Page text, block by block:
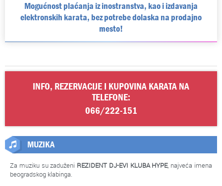
Mogućnost plaćanja iz inostranstva, kao i izdavanja
elektronskih karata, bez potrebe dolaska na prodajno
mesto!
INFO, REZERVACIJE I KUPOVINA KARATA NA
TELEFONE:
066/222-151
MUZIKA
Za muziku su zaduženi REZIDENT DJ-EVI KLUBA HYPE, najveća imena
beogradskog klabinga.